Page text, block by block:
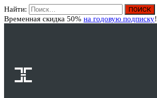
Найти:
Временная скидка 50% на годовую подписку!